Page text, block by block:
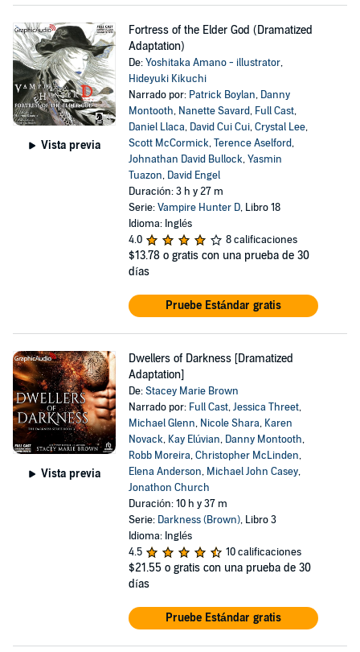
Vista previa
Fortress of the Elder God (Dramatized
Adaptation)
De:Yoshitaka Amano - illustrator,
Hideyuki Kikuchi
Narrado por: Patrick Boylan, Danny
Montooth, Nanette Savard, Full Cast,
Daniel Llaca, David Cui Cui,Crystal Lee,
Scott McCormick,Terence Aselford,
Johnathan David Bullock,Yasmin
Tuazon, David Engel
Duración: 3 h y 27 m
Serie:Vampire Hunter D, Libro 18
Idioma: Inglés
4.0
8 calificaciones
$13.78 o gratis con una prueba de 30
días
Pruebe Estándar gratis
Vista previa
Dwellers of Darkness [Dramatized
Adaptation]
De:Stacey Marie Brown
Narrado por: Full Cast,Jessica Threet,
Michael Glenn, Nicole Shara, Karen
Novack, Kay Elúvian, Danny Montooth,
Robb Moreira,Christopher McLinden,
Elena Anderson, Michael John Casey,
Jonathon Church
Duración: 10 h y 37 m
Serie: Darkness (Brown), Libro 3
Idioma: Inglés
4.5
10 calificaciones
$21.55 o gratis con una prueba de 30
días
Pruebe Estándar gratis